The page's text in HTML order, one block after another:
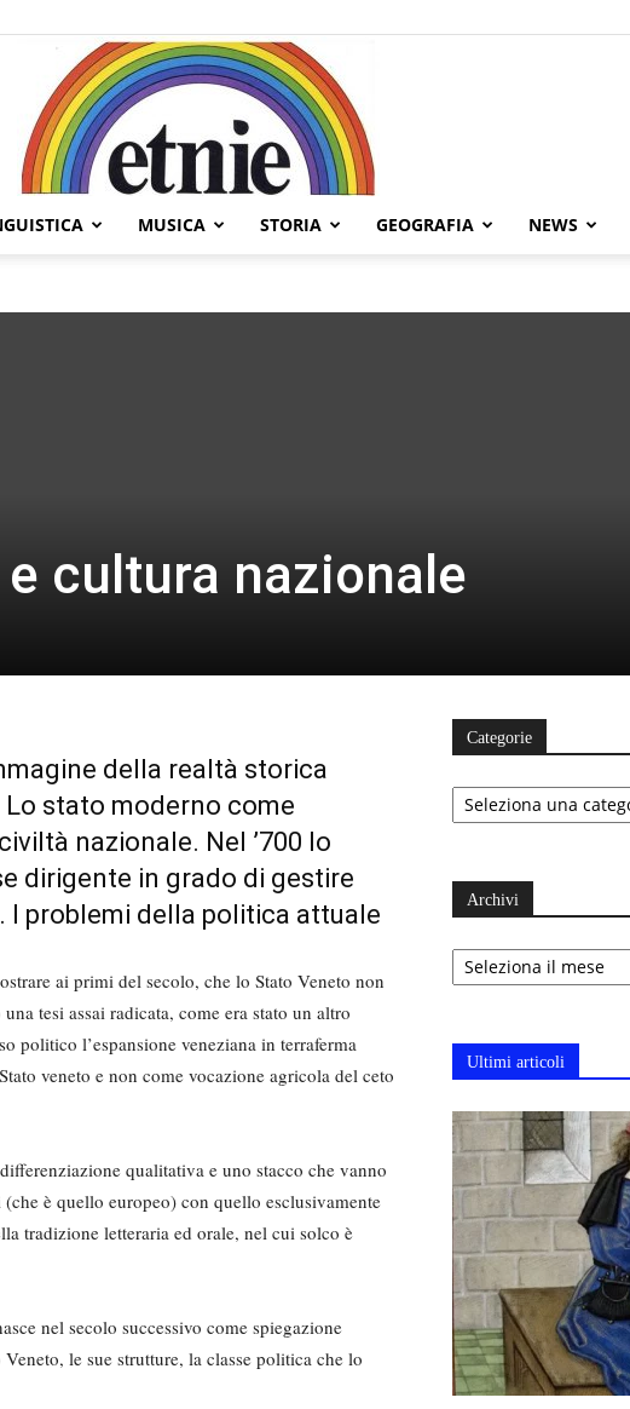
MUSICA STORIA GEOGRAFIA NEWS
cultura nazionale
della realtà storica
stato moderno come
nazionale. Nel ’700 lo
dirigente in grado di gestire
I problemi della politica attuale
ai primi del secolo, che lo Stato Veneto non
tesi assai radicata, come era stato un altro
politico l’espansione veneziana in terraferma
veneto e non come vocazione agricola del ceto
qualitativa e uno stacco che van­no
è quello europeo) con quello esclusi­vamente
tradizione letteraria ed orale, nel cui solco è
nel secolo successivo come spiegazione
le sue strutture, la classe politica che lo
Categorie
Categorie
Archivi
Archivi
Ultimi articoli